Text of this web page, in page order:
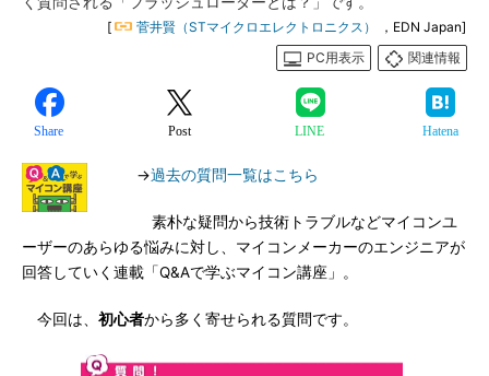
[ 菅井賢（STマイクロエレクトロニクス）
，EDN Japan]
PC用表示
関連情報
Share Post LINE Hatena
→過去の質問一覧はこちら
素朴な疑問から技術トラブルなどマイコンユ
ーザーのあらゆる悩みに対し、マイコンメーカーのエンジニアが
回答していく連載「Q&Aで学ぶマイコン講座」。
今回は、 初心者から多く寄せられる質問です。